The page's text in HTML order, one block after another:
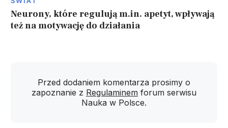
Neurony, które regulują m.in. apetyt, wpływają
też na motywację do działania
Przed dodaniem komentarza prosimy o
zapoznanie z Regulaminem forum serwisu
Nauka w Polsce.